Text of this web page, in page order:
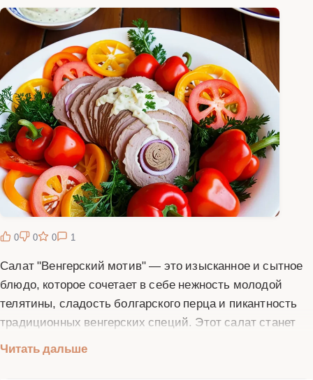
0 0 0 1
Салат "Венгерский мотив" — это изысканное и сытное
блюдо, которое сочетает в себе нежность молодой
телятины, сладость болгарского перца и пикантность
традиционных венгерских специй. Этот салат станет
праздничное застолье или романтический ужин. Его
Читать дальше